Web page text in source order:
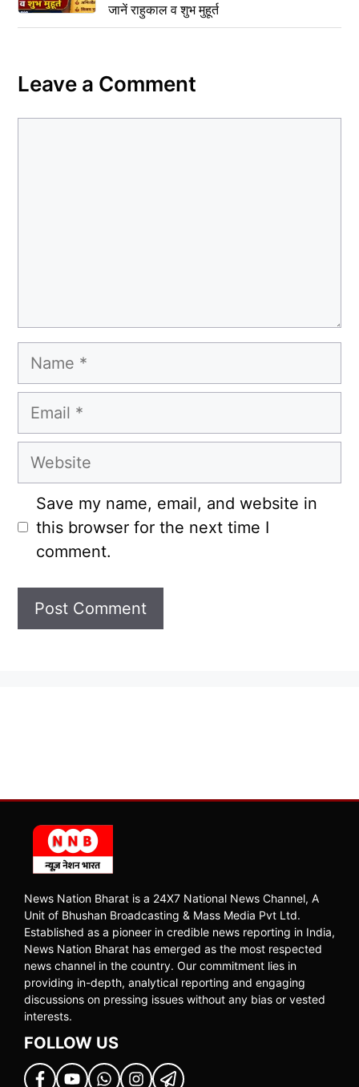
जानें राहुकाल व शुभ मुहूर्त
Leave a Comment
Name
Email
Website
Save my name, email, and website in
this browser for the next time I
comment.
News Nation Bharat is a 24X7 National News Channel, A
Unit of Bhushan Broadcasting & Mass Media Pvt Ltd.
Established as a pioneer in credible news reporting in India,
News Nation Bharat has emerged as the most respected
news channel in the country. Our commitment lies in
providing in-depth, analytical reporting and engaging
discussions on pressing issues without any bias or vested
interests.
FOLLOW US